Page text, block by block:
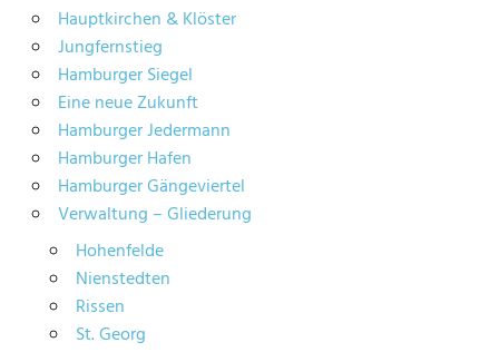
Hauptkirchen & Klöster
Jungfernstieg
Hamburger Siegel
Eine neue Zukunft
Hamburger Jedermann
Hamburger Hafen
Hamburger Gängeviertel
Verwaltung – Gliederung
Hohenfelde
Nienstedten
Rissen
St. Georg